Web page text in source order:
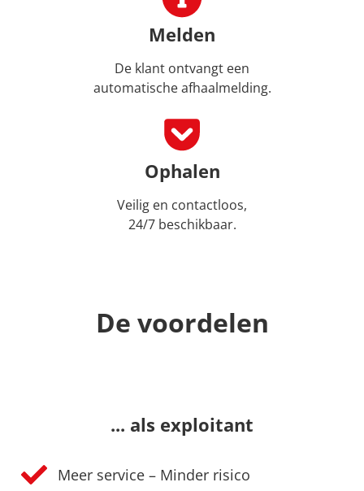
Melden
De klant ontvangt een
automatische afhaalmelding.
Ophalen
Veilig en contactloos,
24/7 beschikbaar.
De voordelen
... als exploitant
Meer service – Minder risico